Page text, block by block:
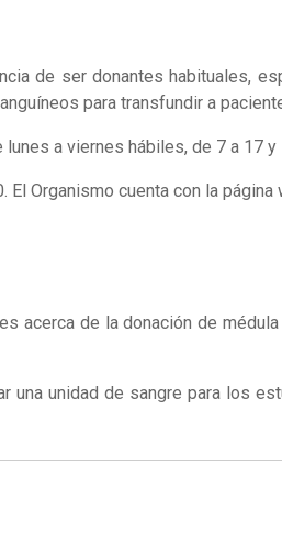
de ser donantes habituales,
para transfundir a
a viernes hábiles, de 7 a 17 y
Organismo cuenta con la
acerca de la donación de
una unidad de sangre para los